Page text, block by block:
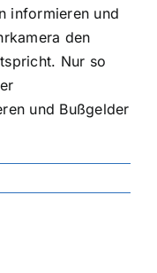
informieren und
den
Nur so
und Bußgelder